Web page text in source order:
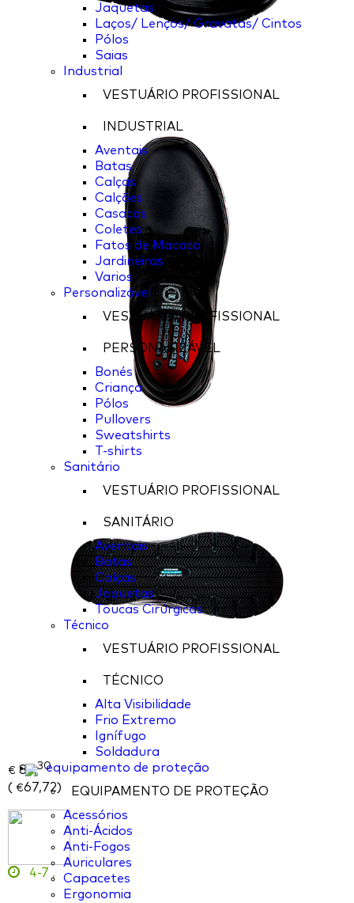
Jaquetas
Laços/ Lenços/ Gravatas/ Cintos
Pólos
Saias
Industrial
VESTUÁRIO PROFISSIONAL
INDUSTRIAL
Aventais
Batas
Calças
Calções
Casacos
Coletes
Fatos de Macaco
Jardineiras
Varios
Personalizável
VESTUÁRIO PROFISSIONAL
PERSONALIZÁVEL
Bonés
Criança
Pólos
Pullovers
Sweatshirts
T-shirts
Sanitário
VESTUÁRIO PROFISSIONAL
SANITÁRIO
Aventais
Batas
Calças
Jaquetas
Toucas Cirúrgicas
Técnico
VESTUÁRIO PROFISSIONAL
TÉCNICO
Alta Visibilidade
Frio Extremo
Ignífugo
Soldadura
equipamento de proteção
EQUIPAMENTO DE PROTEÇÃO
Acessórios
Anti-Ácidos
Anti-Fogos
Auriculares
Capacetes
Ergonomia
€ 83,30
( €67,72)
4-7 ,